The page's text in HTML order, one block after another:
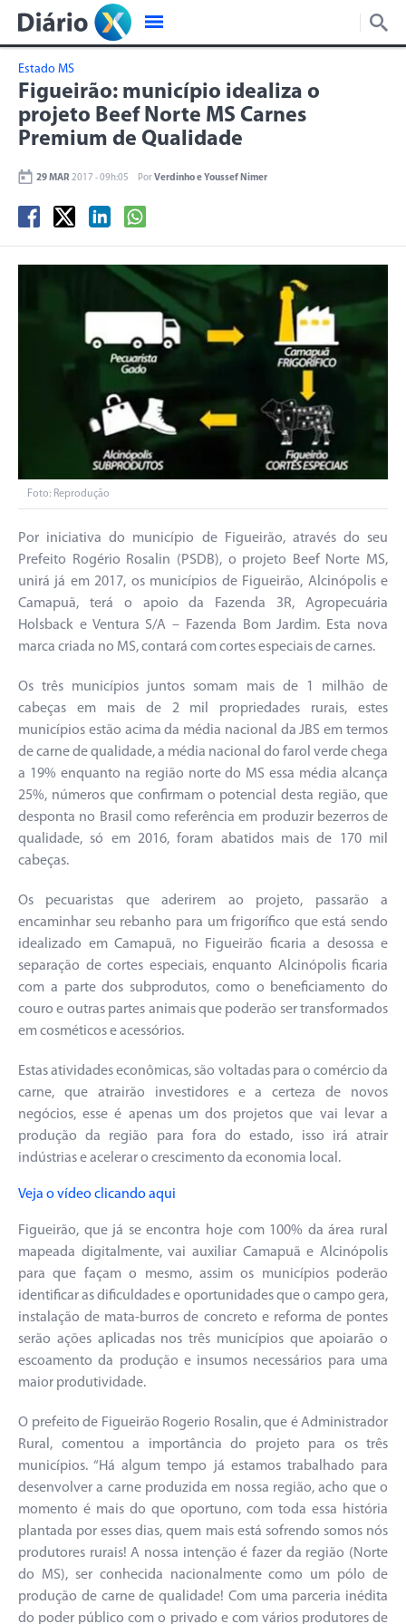
Estado MS
Figueirão: município idealiza o
projeto Beef Norte MS Carnes
Premium de Qualidade
29 MAR 2017 - 09h:05 PorVerdinho e Youssef Nimer
Foto: Reprodução
Por iniciativa do município de Figueirão, através do seu
Prefeito Rogério Rosalin (PSDB), o projeto Beef Norte MS,
unirá já em 2017, os municípios de Figueirão, Alcinópolis e
Camapuã, terá o apoio da Fazenda 3R, Agropecuária
Holsback e Ventura S/A – Fazenda Bom Jardim. Esta nova
marca criada no MS, contará com cortes especiais de carnes.
Os três municípios juntos somam mais de 1 milhão de
cabeças em mais de 2 mil propriedades rurais, estes
municípios estão acima da média nacional da JBS em termos
de carne de qualidade, a média nacional do farol verde chega
a 19% enquanto na região norte do MS essa média alcança
25%, números que confirmam o potencial desta região, que
desponta no Brasil como referência em produzir bezerros de
qualidade, só em 2016, foram abatidos mais de 170 mil
cabeças.
Os pecuaristas que aderirem ao projeto, passarão a
encaminhar seu rebanho para um frigorífico que está sendo
idealizado em Camapuã, no Figueirão ficaria a desossa e
separação de cortes especiais, enquanto Alcinópolis ficaria
com a parte dos subprodutos, como o beneficiamento do
couro e outras partes animais que poderão ser transformados
em cosméticos e acessórios.
Estas atividades econômicas, são voltadas para o comércio da
carne, que atrairão investidores e a certeza de novos
negócios, esse é apenas um dos projetos que vai levar a
produção da região para fora do estado, isso irá atrair
indústrias e acelerar o crescimento da economia local.
Veja o vídeo clicando aqui
Figueirão, que já se encontra hoje com 100% da área rural
mapeada digitalmente, vai auxiliar Camapuã e Alcinópolis
para que façam o mesmo, assim os municípios poderão
identificar as dificuldades e oportunidades que o campo gera,
instalação de mata-burros de concreto e reforma de pontes
serão ações aplicadas nos três municípios que apoiarão o
escoamento da produção e insumos necessários para uma
maior produtividade.
O prefeito de Figueirão Rogerio Rosalin, que é Administrador
Rural, comentou a importância do projeto para os três
municípios. “Há algum tempo já estamos trabalhado para
desenvolver a carne produzida em nossa região, acho que o
momento é mais do que oportuno, com toda essa história
plantada por esses dias, quem mais está sofrendo somos nós
produtores rurais! A nossa intenção é fazer da região (Norte
do MS), ser conhecida nacionalmente como um pólo de
produção de carne de qualidade! Com uma parceria inédita
do poder público com o privado e com vários produtores de